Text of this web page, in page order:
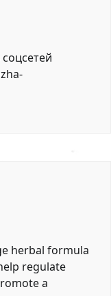
herbal formula
regulate
a